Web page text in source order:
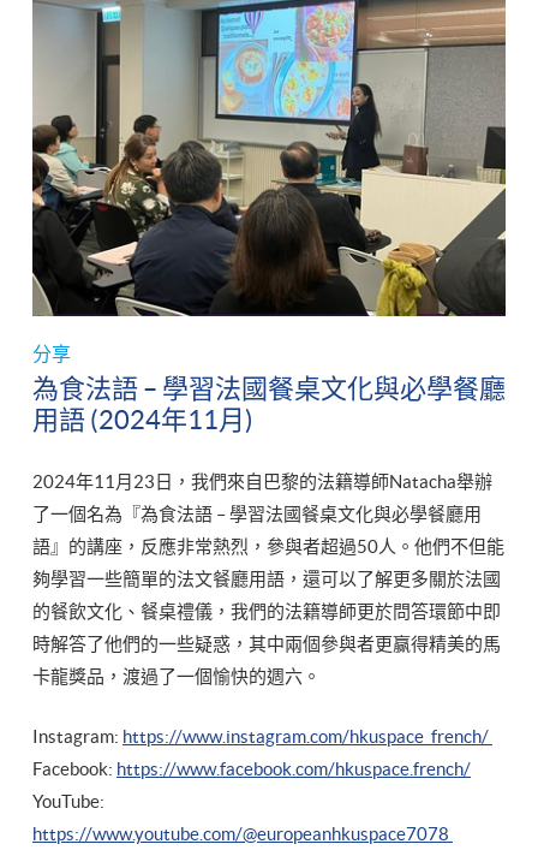
分享
為食法語 – 學習法國餐桌文化與必學餐廳
用語 (2024年11月)
2024年11月23日，我們來自巴黎的法籍導師Natacha舉辦
了一個名為『為食法語 – 學習法國餐桌文化與必學餐廳用
語』的講座，反應非常熱烈，參與者超過50人。他們不但能
夠學習一些簡單的法文餐廳用語，還可以了解更多關於法國
的餐飲文化、餐桌禮儀，我們的法籍導師更於問答環節中即
時解答了他們的一些疑惑，其中兩個參與者更赢得精美的馬
卡龍獎品，渡過了一個愉快的週六。
Instagram: https://www.instagram.com/hkuspace_french/
Facebook: https://www.facebook.com/hkuspace.french/
YouTube:
https://www.youtube.com/@europeanhkuspace7078